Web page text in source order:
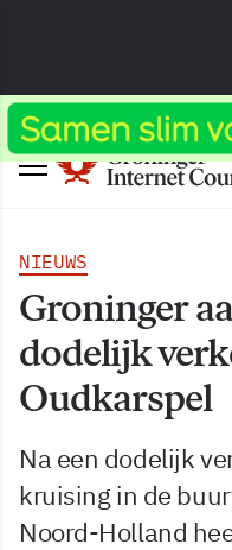
NIEUWS
Groninger
dodelijk
Oudkarspel
Na een dodelijk
kruising in de
Noord-Holland